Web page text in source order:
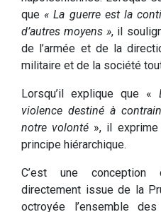
que « La guerre est la
d’autres moyens », il
de l’armée et de la
militaire et de la société
Lorsqu’il explique que «
violence destiné à
notre volonté », il
principe hiérarchique.
C’est une conception
directement issue de la
octroyée l’ensemble